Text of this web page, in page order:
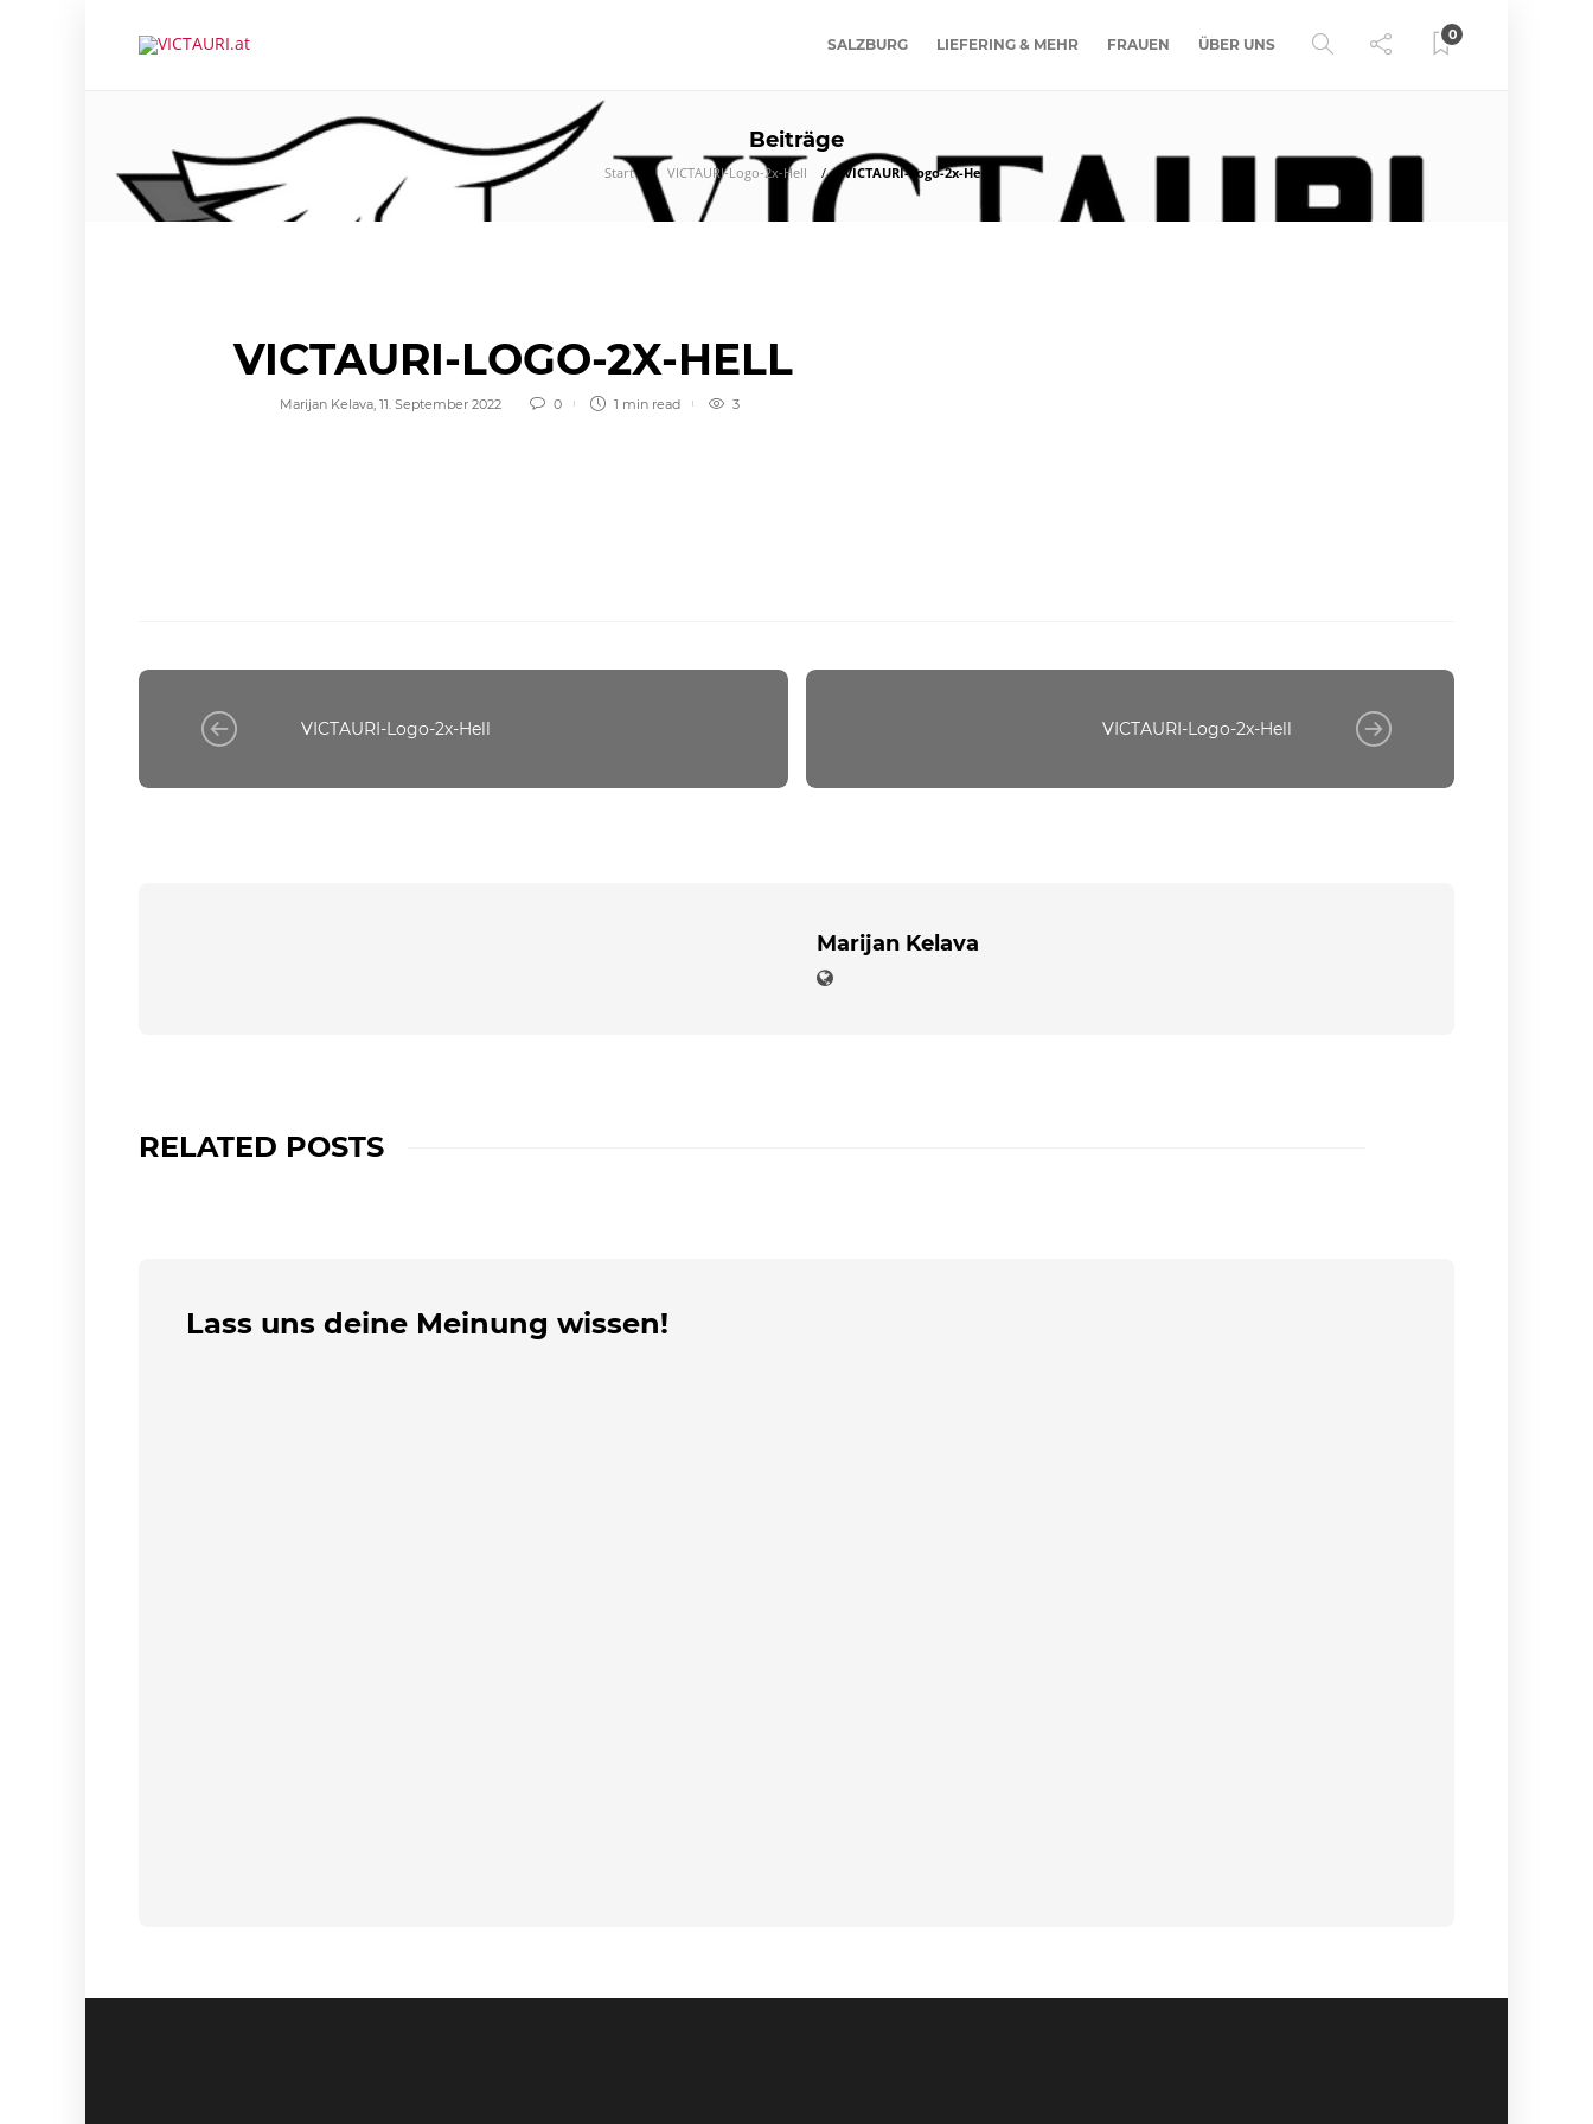
SALZBURG LIEFERING & MEHR FRAUEN ÜBER UNS
0
Beiträge
Start VICTAURI-Logo-2x-Hell VICTAURI-Logo-2x-Hell
VICTAURI-LOGO-2X-HELL
Marijan Kelava, 11. September 2022 0 1 min read 3
VICTAURI-Logo-2x-Hell VICTAURI-Logo-2x-Hell
Marijan Kelava
RELATED POSTS
Lass uns deine Meinung wissen!